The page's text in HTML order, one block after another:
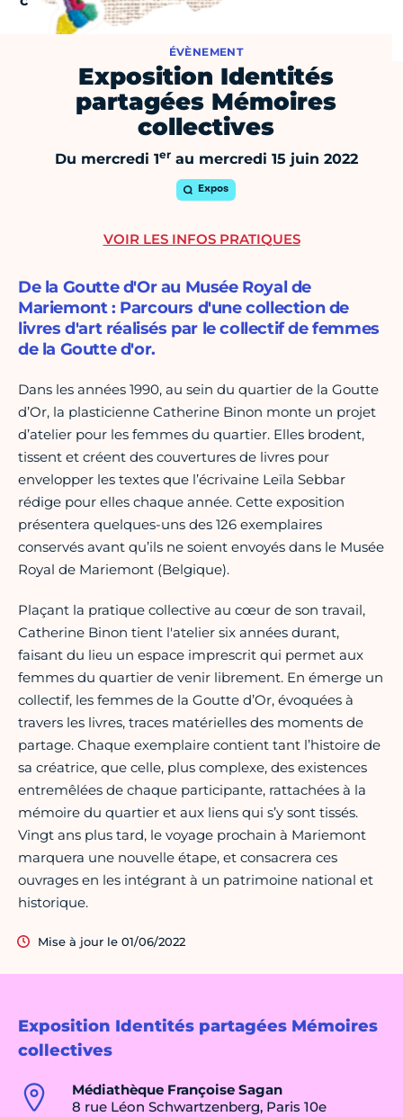
ÉVÈNEMENT
Exposition Identités
partagées Mémoires
collectives
Du mercredi 1erau mercredi 15 juin 2022
Expos
Exposition Identités partagées Mémoires
collectives
Médiathèque Françoise Sagan
8 rue Léon Schwartzenberg, Paris 10e
De la Goutte d'Or au Musée Royal de
Mariemont : Parcours d'une collection de
livres d'art réalisés par le collectif de femmes
de la Goutte d'or.
Dans les années 1990, au sein du quartier de la Goutte
d’Or, la plasticienne Catherine Binon monte un projet
d’atelier pour les femmes du quartier. Elles brodent,
tissent et créent des couvertures de livres pour
envelopper les textes que l’écrivaine Leïla Sebbar
rédige pour elles chaque année. Cette exposition
présentera quelques-uns des 126 exemplaires
conservés avant qu’ils ne soient envoyés dans le Musée
Royal de Mariemont (Belgique).
Plaçant la pratique collective au cœur de son travail,
Catherine Binon tient l'atelier six années durant,
faisant du lieu un espace imprescrit qui permet aux
femmes du quartier de venir librement. En émerge un
collectif, les femmes de la Goutte d’Or, évoquées à
travers les livres, traces matérielles des moments de
partage. Chaque exemplaire contient tant l’histoire de
sa créatrice, que celle, plus complexe, des existences
entremêlées de chaque participante, rattachées à la
mémoire du quartier et aux liens qui s’y sont tissés.
Vingt ans plus tard, le voyage prochain à Mariemont
marquera une nouvelle étape, et consacrera ces
ouvrages en les intégrant à un patrimoine national et
historique.
Mise à jour le 01/06/2022
VOIR LES INFOS PRATIQUES